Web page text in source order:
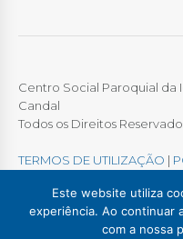
Centro Social Paroquial da
Candal
Todos os Direitos
TERMOS DE UTILIZAÇÃO |
Este website utiliza
experiência. Ao continuar
com a nossa